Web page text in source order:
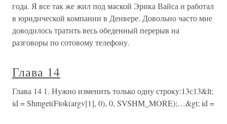
года. Я все так же жил под маской Эрика Вайса и работал
в юридической компании в Денвере. Довольно часто мне
доводилось тратить весь обеденный перерыв на
разговоры по сотовому телефону.
Глава 14
Глава 14 1. Нужно изменить только одну строку:13с13&lt;
id = Shmget(Ftok(argv[1], 0), 0, SVSHM_MORE);…&gt; id =